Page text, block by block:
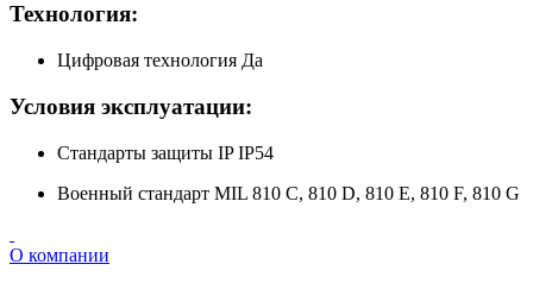
Технология:
Цифровая технология Да
Условия эксплуатации:
Стандарты защиты IP IP54
Военный стандарт MIL 810 C, 810 D, 810 E, 810 F, 810 G
О компании